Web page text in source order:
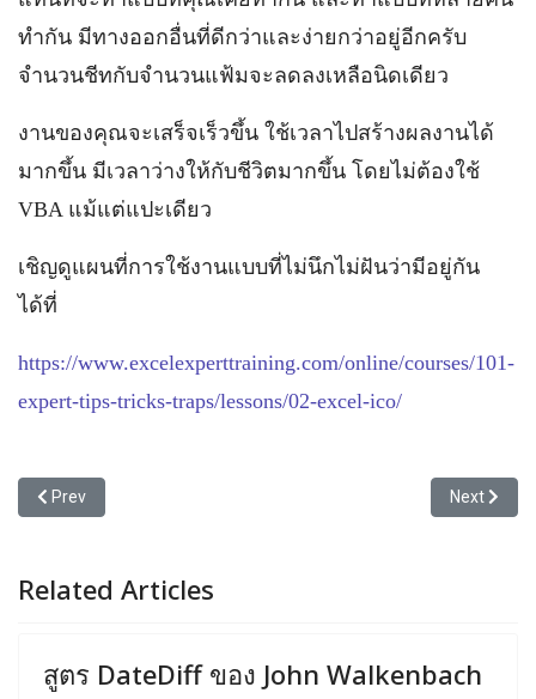
ทำกัน มีทางออกอื่นที่ดีกว่าและง่ายกว่าอยู่อีกครับ
จำนวนชีทกับจำนวนแฟ้มจะลดลงเหลือนิดเดียว
งานของคุณจะเสร็จเร็วขึ้น ใช้เวลาไปสร้างผลงานได้
มากขึ้น มีเวลาว่างให้กับชีวิตมากขึ้น โดยไม่ต้องใช้
VBA แม้แต่แปะเดียว
เชิญดูแผนที่การใช้งานแบบที่ไม่นึกไม่ฝันว่ามีอยู่กัน
ได้ที่
https://www.excelexperttraining.com/online/courses/101-
expert-tips-tricks-traps/lessons/02-excel-ico/
Previous article: แยกตัวแปรออกนอกสูตร
Prev Next
Next
Related Articles
สูตร DateDiff ของ John Walkenbach